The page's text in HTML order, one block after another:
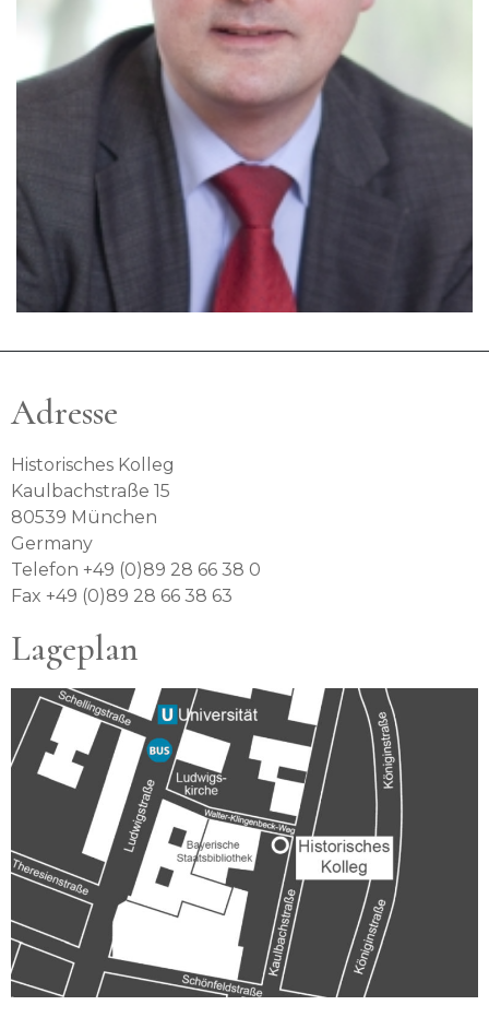
Adresse
Historisches Kolleg
Kaulbachstraße 15
80539 München
Germany
Telefon +49 (0)89 28 66 38 0
Fax +49 (0)89 28 66 38 63
Lageplan